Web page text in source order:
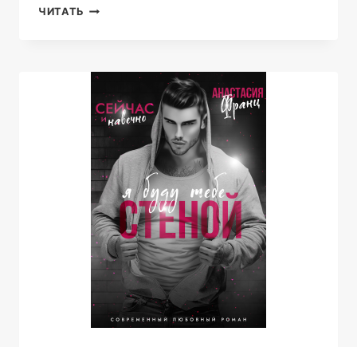
ЧИТАТЬ РЕБЕНОК